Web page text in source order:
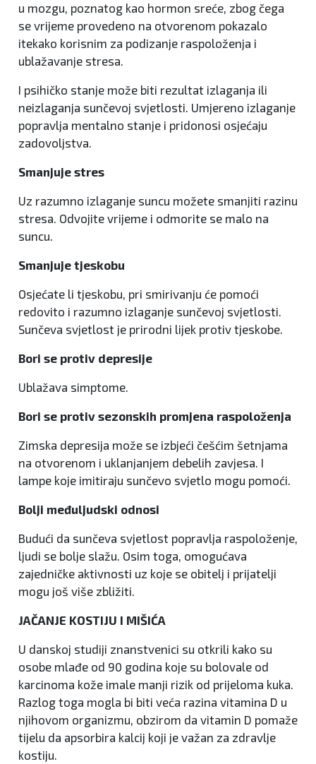
u mozgu, poznatog kao hormon sreće, zbog čega
se vrijeme provedeno na otvorenom pokazalo
itekako korisnim za podizanje raspoloženja i
ublažavanje stresa.
I psihičko stanje može biti rezultat izlaganja ili
neizlaganja sunčevoj svjetlosti. Umjereno izlaganje
popravlja mentalno stanje i pridonosi osjećaju
zadovoljstva.
Smanjuje stres
Uz razumno izlaganje suncu možete smanjiti razinu
stresa. Odvojite vrijeme i odmorite se malo na
suncu.
Smanjuje tjeskobu
Osjećate li tjeskobu, pri smirivanju će pomoći
redovito i razumno izlaganje sunčevoj svjetlosti.
Sunčeva svjetlost je prirodni lijek protiv tjeskobe.
Bori se protiv depresije
Ublažava simptome.
Bori se protiv sezonskih promjena raspoloženja
Zimska depresija može se izbjeći češćim šetnjama
na otvorenom i uklanjanjem debelih zavjesa. I
lampe koje imitiraju sunčevo svjetlo mogu pomoći.
Bolji međuljudski odnosi
Budući da sunčeva svjetlost popravlja raspoloženje,
ljudi se bolje slažu. Osim toga, omogućava
zajedničke aktivnosti uz koje se obitelj i prijatelji
mogu još više zbližiti.
JAČANJE KOSTIJU I MIŠIĆA
U danskoj studiji znanstvenici su otkrili kako su
osobe mlađe od 90 godina koje su bolovale od
karcinoma kože imale manji rizik od prijeloma kuka.
Razlog toga mogla bi biti veća razina vitamina D u
njihovom organizmu, obzirom da vitamin D pomaže
tijelu da apsorbira kalcij koji je važan za zdravlje
kostiju.